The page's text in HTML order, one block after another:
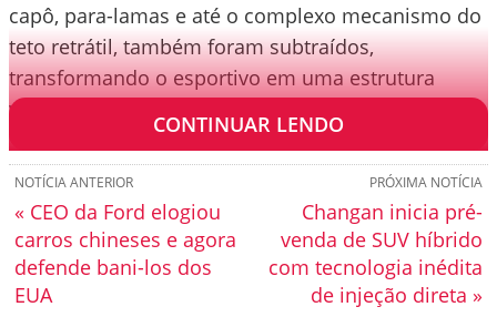
capô, para-lamas e até o complexo mecanismo do
teto retrátil, também foram subtraídos,
transformando o esportivo em uma estrutura
vazia.
CONTINUAR LENDO
PRÓXIMA NOTÍCIA
Changan inicia pré-
venda de SUV híbrido
com tecnologia inédita
de injeção direta »
NOTÍCIA ANTERIOR
« CEO da Ford elogiou
carros chineses e agora
defende bani-los dos
EUA